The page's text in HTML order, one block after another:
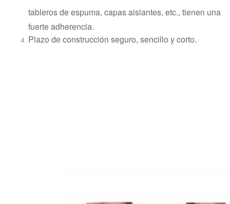
tableros de espuma, capas aislantes, etc., tienen una
fuerte adherencia.
Plazo de construcción seguro, sencillo y corto.